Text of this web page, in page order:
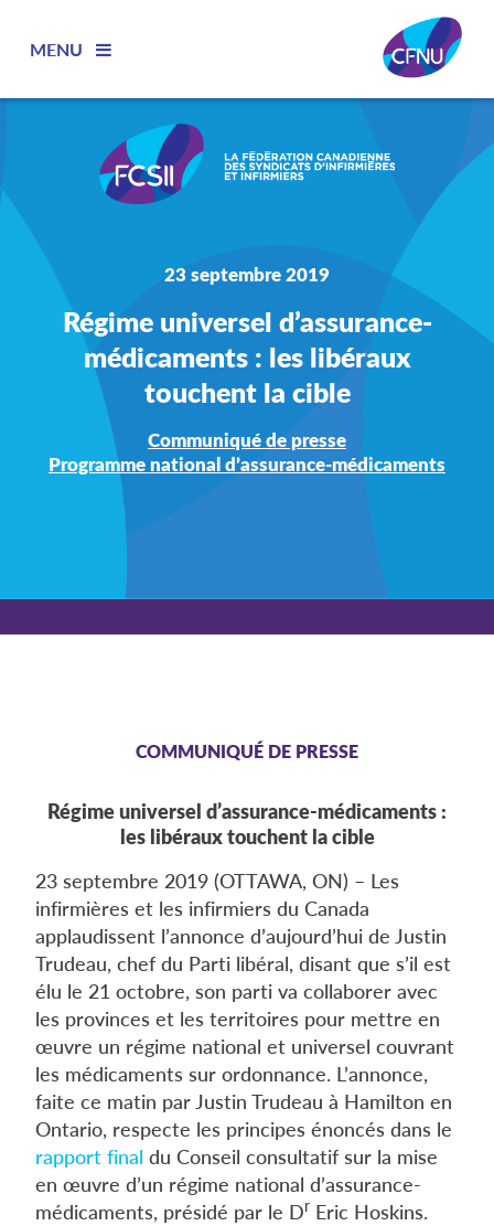
MENU
23 septembre 2019
Régime universel d’assurance-
médicaments : les libéraux
touchent la cible
Communiqué de presse
Programme national d’assurance-médicaments
COMMUNIQUÉ DE PRESSE
Régime universel d’assurance-médicaments :
les libéraux touchent la cible
23 septembre 2019 (OTTAWA, ON) – Les
infirmières et les infirmiers du Canada
applaudissent l’annonce d’aujourd’hui de Justin
Trudeau, chef du Parti libéral, disant que s’il est
élu le 21 octobre, son parti va collaborer avec
les provinces et les territoires pour mettre en
œuvre un régime national et universel couvrant
les médicaments sur ordonnance. L’annonce,
faite ce matin par Justin Trudeau à Hamilton en
Ontario, respecte les principes énoncés dans le
rapport final du Conseil consultatif sur la mise
en œuvre d’un régime national d’assurance-
médicaments, présidé par le Dr Eric Hoskins.